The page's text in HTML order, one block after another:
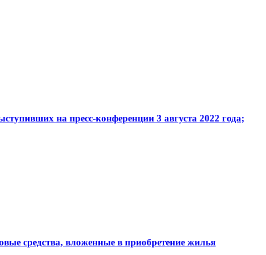
на пресс-конференции 3 августа 2022 года;
средства, вложенные в приобретение жилья